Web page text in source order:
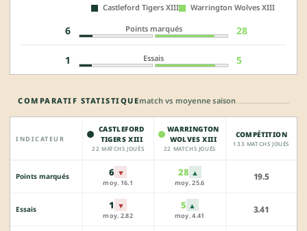
Castleford Tigers XIII Warrington Wolves XIII
6 Points marqués 28
1 Essais 5
COMPARATIF STATISTIQUEmatch vs moyenne saison
INDICATEUR
CASTLEFORD
TIGERS XIII
22 MATCHS JOUÉS
WARRINGTON
WOLVES XIII
22 MATCHS JOUÉS
COMPÉTITION
133 MATCHS JOUÉS
Points marqués 6 ▼
moy. 16.1
28 ▲
moy. 25.6
19.5
Essais 1 ▼
moy. 2.82
5 ▲
moy. 4.41
3.41